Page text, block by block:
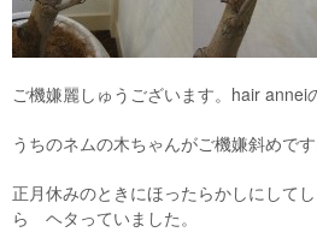
ご機嫌麗しゅうございます。hair annei
うちのネムの木ちゃんがご機嫌斜めです
正月休みのときにほったらかしにして
ら ヘタっていました。